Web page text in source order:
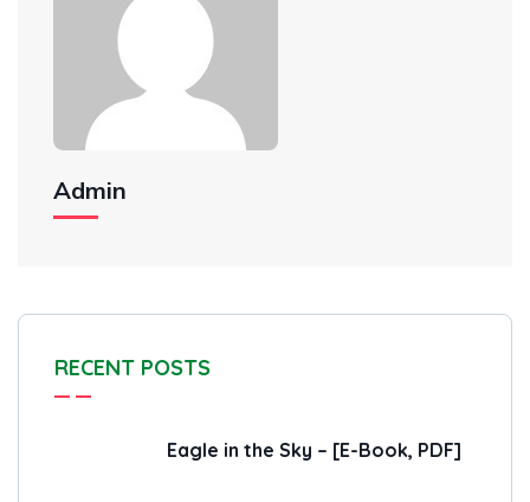
Admin
RECENT POSTS
Eagle in the Sky – [E-Book, PDF]